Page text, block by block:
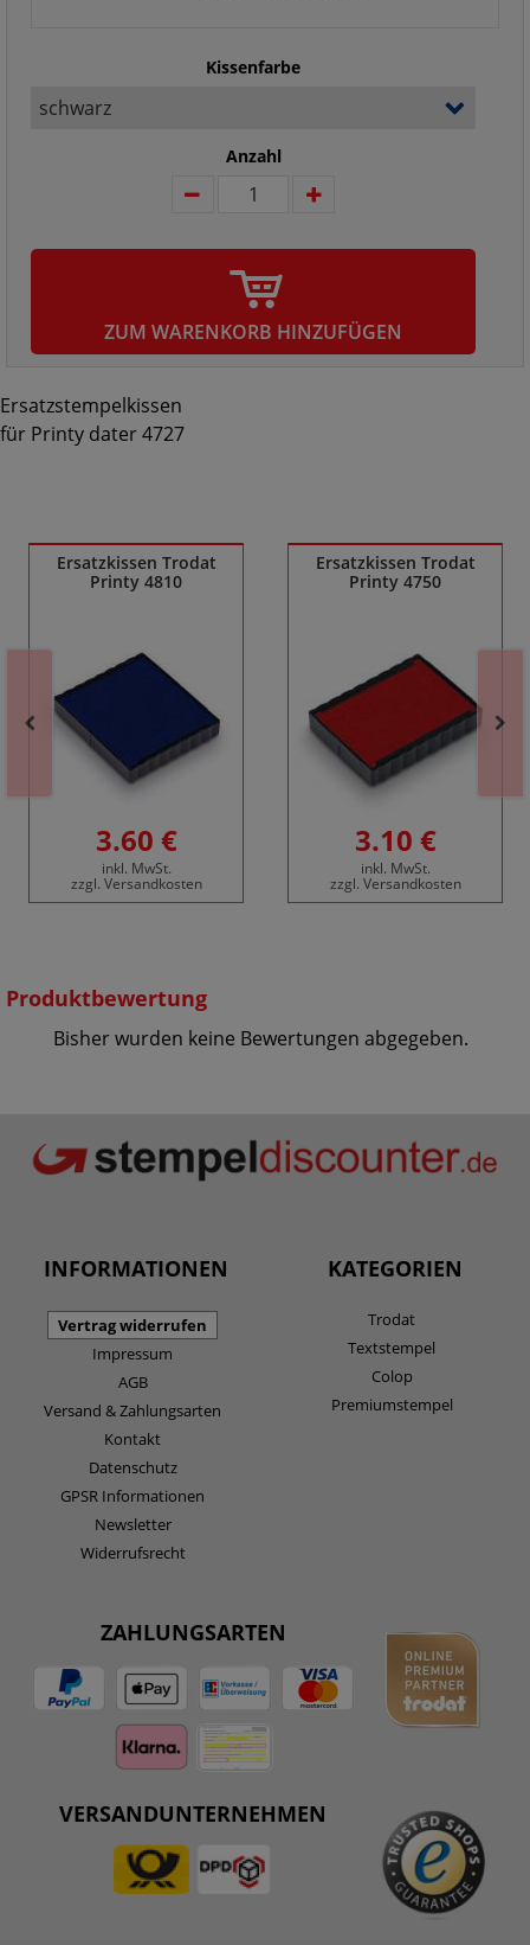
Kissenfarbe
Anzahl
ZUM WARENKORB HINZUFÜGEN
Ersatzstempelkissen
für Printy dater 4727
Ersatzkissen Trodat
Printy 4810
3.60 €
inkl. MwSt.
zzgl. Versandkosten
Ersatzkissen Trodat
Printy 4750
3.10 €
inkl. MwSt.
zzgl. Versandkosten
Produktbewertung
Bisher wurden keine Bewertungen abgegeben.
INFORMATIONEN
Vertrag widerrufen
Impressum
AGB
Versand & Zahlungsarten
Kontakt
Datenschutz
GPSR Informationen
Newsletter
Widerrufsrecht
KATEGORIEN
Trodat
Textstempel
Colop
Premiumstempel
ZAHLUNGSARTEN
VERSANDUNTERNEHMEN